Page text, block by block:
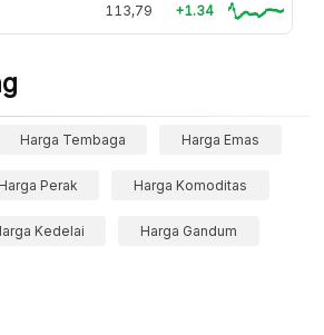
113,79 +1.34
Harga Tembaga Harga Emas
Harga Perak Harga Komoditas
Kedelai Harga Gandum